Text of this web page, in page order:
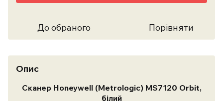
До обраного Порівняти
Опис
Сканер Honeywell (Metrologic) MS7120 Orbit,
білий